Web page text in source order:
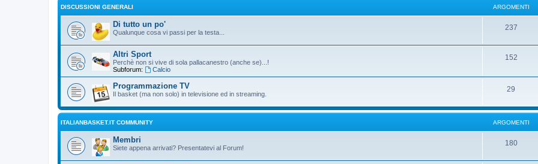
DISCUSSIONI GENERALI ARGOMENTI
Di tutto un po'
Qualunque cosa vi passi per la testa...
237
Altri Sport
Perchè non si vive di sola pallacanestro (anche se)...!
Subforum:
Calcio
152
Programmazione TV
Il basket (ma non solo) in televisione ed in streaming.
29
ITALIANBASKET.IT COMMUNITY ARGOMENTI
Membri
Siete appena arrivati? Presentatevi al Forum!
180